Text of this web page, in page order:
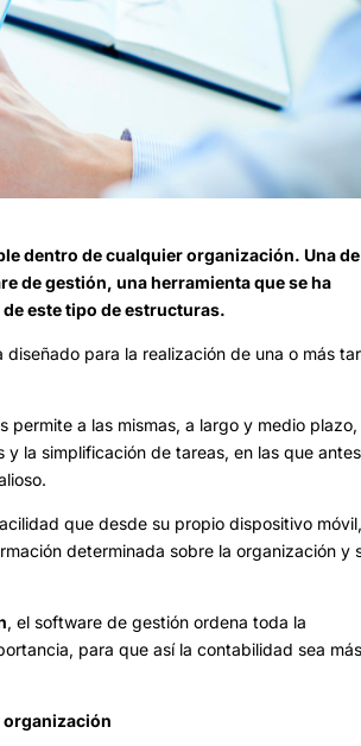
dentro de cualquier organización. Una de
de gestión, una herramienta que se ha
este tipo de estructuras.
para la realización de una o más
permite a las mismas, a largo y medio plazo,
la simplificación de tareas, en las que antes
que desde su propio dispositivo
determinada sobre la organización y
, el software de gestión ordena toda la
para que así la contabilidad sea
organización